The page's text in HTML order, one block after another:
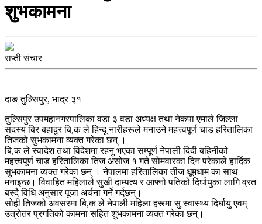
शुभकामना
राप्ती संचार
दाङ तुल्सिपुर, भाद्र ३१
तुल्सिपुर उपमहानगरपालिका वडा ३ वडा अध्यक्ष तथा नेकपा एमाले जिल्ला
सदस्य बिर बहादुर बि,क ले हिन्दू नारीहरूले मनाउने महत्त्वपूर्ण चाड हरितालिका
तिजको सुभकामना व्यक्त गरेका छन् ।
बि,क ले स्वादेश तथा विदेशमा रहनु भएका सम्पूर्ण नेपाली दिदी बहिनीको
महत्त्वपूर्ण चाड हरितालिका तिज असोज १ गते सोमवारका दिन परेकाले हार्दिक
सुभकामना व्यक्त गरेका छन् । नेपालमा हरितालिका तीज धूमधाम का साथ
मनाइन्छ। विवाहित महिलाले सुखी दाम्पत्य र आफ्नो पतिको दिर्घायुका लागि व्रत
बस्दै विधि अनुसार पूजा अर्चना गर्ने गर्दछन्।
सोही तिजको अवसरमा बि,क ले नेपाली महिला हरूमा सु स्वास्थ्य दिर्घायु एवम्
उत्रोतर प्रगतिको कामना सहित शुभकामना व्यक्त गरेका छन्।